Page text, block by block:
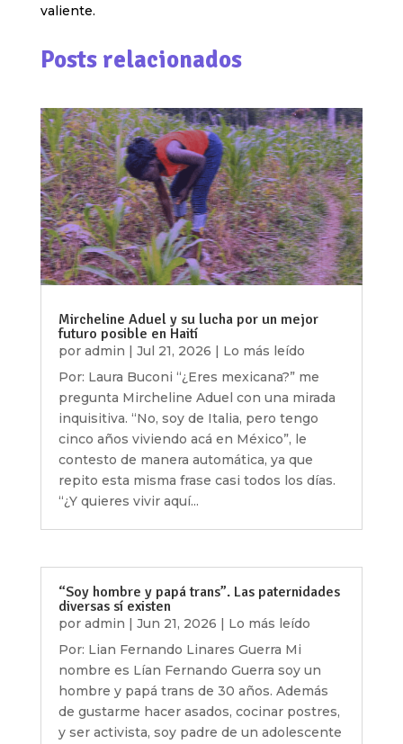
valiente.
Posts relacionados
Mircheline Aduel y su lucha por un mejor
futuro posible en Haití
por admin | Jul 21, 2026 | Lo más leído
Por: Laura Buconi “¿Eres mexicana?” me
pregunta Mircheline Aduel con una mirada
inquisitiva. “No, soy de Italia, pero tengo
cinco años viviendo acá en México”, le
contesto de manera automática, ya que
repito esta misma frase casi todos los días.
“¿Y quieres vivir aquí...
“Soy hombre y papá trans”. Las paternidades
diversas sí existen
por admin Jun 21, 2026
Lo más leído
Por: Lian Fernando Linares Guerra Mi
nombre es Lían Fernando Guerra soy un
hombre y papá trans de 30 años. Además
de gustarme hacer asados, cocinar postres,
y ser activista, soy padre de un adolescente